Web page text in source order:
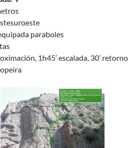
paraboles
1h45’ escalada, 30’ retorno